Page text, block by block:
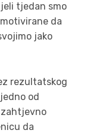
tjedan smo
da
jako
rezultatskog
od
da